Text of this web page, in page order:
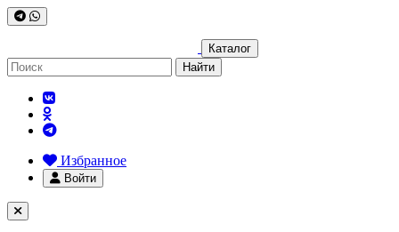
Каталог
Найти
Избранное
Войти